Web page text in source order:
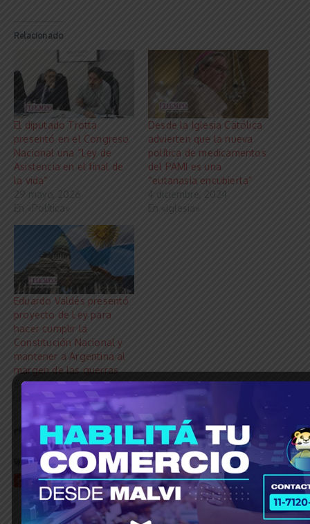
Relacionado
El diputado Trotta
presentó en el Congreso
Nacional una “Ley de
Asistencia en el final de
la vida”
29 mayo, 2026
En «Política»
Desde la Iglesia Católica
advierten que la nueva
política de medicamentos
del PAMI es una
“eutanasia encubierta”
4 diciembre, 2024
En «Iglesia»
Eduardo Valdés presentó
proyecto de Ley para
hacer cumplir la
Constitución Nacional y
mantener a Argentina al
margen de las guerras
5 abril, 2026
En «El Mundo»
Share this Article
Etiquetado: © Grupo Agencia del Plata
argentina
congreso nacional
Esteban Paulón Eutanasia Proyecto de Ley